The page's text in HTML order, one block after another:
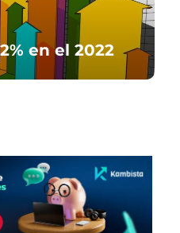
en el 2022